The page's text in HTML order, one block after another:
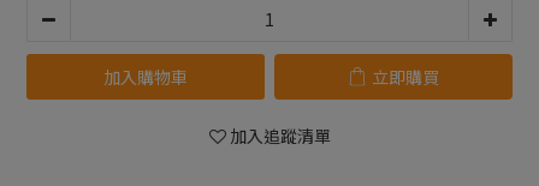
加入購物車 立即購買
加入追蹤清單